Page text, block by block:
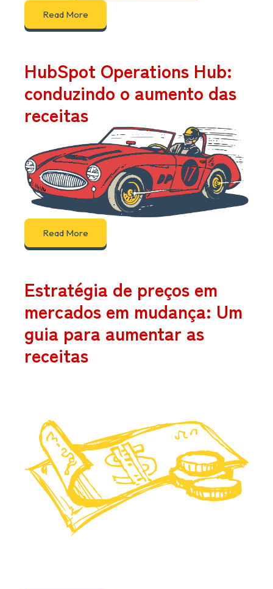
Read More
HubSpot Operations Hub:
conduzindo o aumento das
receitas
Read More
Estratégia de preços em
mercados em mudança: Um
guia para aumentar as
receitas